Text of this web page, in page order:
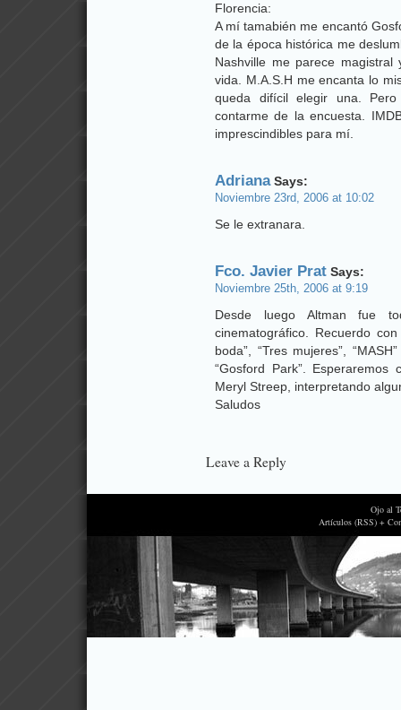
Florencia:
A mí tamabién me encantó
de la época histórica me
Nashville me parece
vida. M.A.S.H me encanta lo
queda difícil elegir una.
contarme de la encuesta.
imprescindibles para mí.
AdrianaSays:
Noviembre 23rd, 2006 at 10:02
Se le extranara.
Fco. Javier Prat Says:
Noviembre 25th, 2006 at 9:19
Desde luego Altman fue
cinematográfico. Recuerdo
boda”, “Tres mujeres”,
“Gosford Park”.
Meryl Streep, interpretando
Saludos
Leave a Reply
Ojo al
Artículos (RSS) +